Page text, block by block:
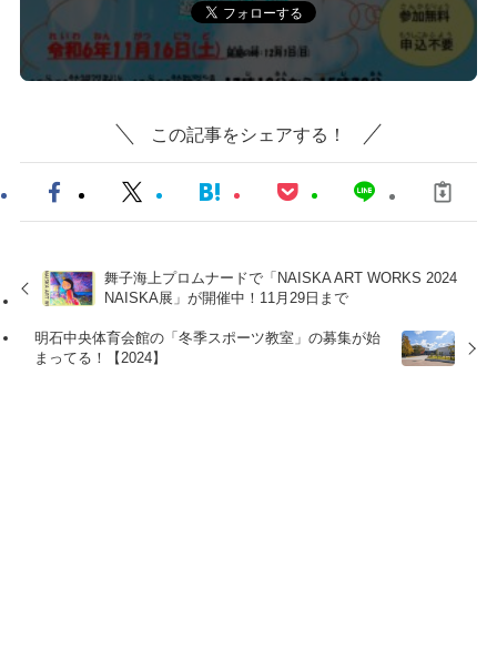
この記事をシェアする！
舞子海上プロムナードで「NAISKA ART WORKS 2024
NAISKA展」が開催中！11月29日まで
明石中央体育会館の「冬季スポーツ教室」の募集が始
まってる！【2024】